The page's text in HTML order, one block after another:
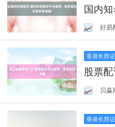
国内
您轻好易
香港长胜
股票
可靠贝赢
香港长胜